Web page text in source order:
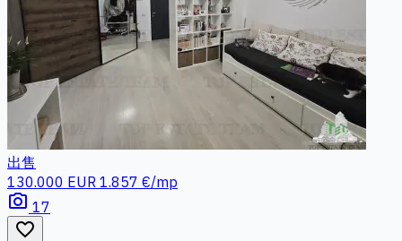
出售
130.000 EUR 1.857 €/mp
photo_camera 17
favorite_border